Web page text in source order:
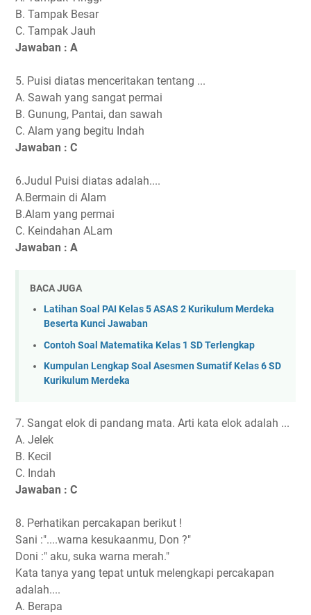
B. Tampak Besar
C. Tampak Jauh
Jawaban : A
5. Puisi diatas menceritakan tentang ...
A. Sawah yang sangat permai
B. Gunung, Pantai, dan sawah
C. Alam yang begitu Indah
Jawaban : C
6.Judul Puisi diatas adalah....
A.Bermain di Alam
B.Alam yang permai
C. Keindahan ALam
Jawaban : A
BACA JUGA
Latihan Soal PAI Kelas 5 ASAS 2 Kurikulum Merdeka
Beserta Kunci Jawaban
Contoh Soal Matematika Kelas 1 SD Terlengkap
Kumpulan Lengkap Soal Asesmen Sumatif Kelas 6 SD
Kurikulum Merdeka
7. Sangat elok di pandang mata. Arti kata elok adalah ...
A. Jelek
B. Kecil
C. Indah
Jawaban : C
8. Perhatikan percakapan berikut !
Sani :"....warna kesukaanmu, Don ?"
Doni :" aku, suka warna merah."
Kata tanya yang tepat untuk melengkapi percakapan
adalah....
A. Berapa